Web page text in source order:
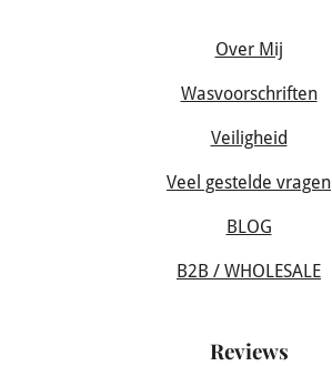
Over Mij
Wasvoorschriften
Veiligheid
Veel gestelde vragen
BLOG
B2B / WHOLESALE
Reviews